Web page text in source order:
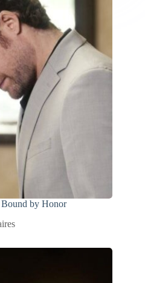
by Honor